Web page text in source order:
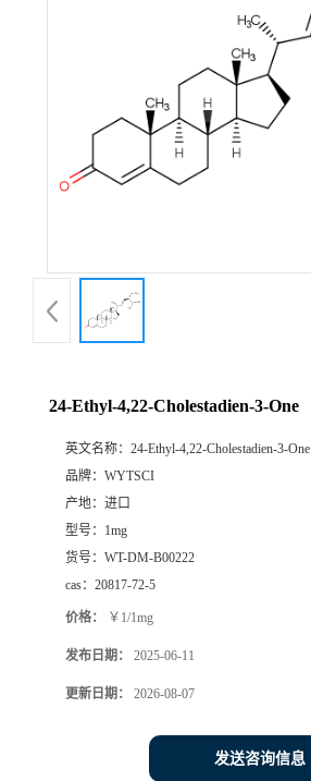
24-Ethyl-4,22-Cholestadien-3-One
英文名称： 24-Ethyl-4,22-Cholestadien-3-One
品牌： WYTSCI
产地： 进口
型号： 1mg
货号： WT-DM-B00222
cas： 20817-72-5
价格： ￥1/1mg
发布日期： 2025-06-11
更新日期： 2026-08-07
发送咨询信息